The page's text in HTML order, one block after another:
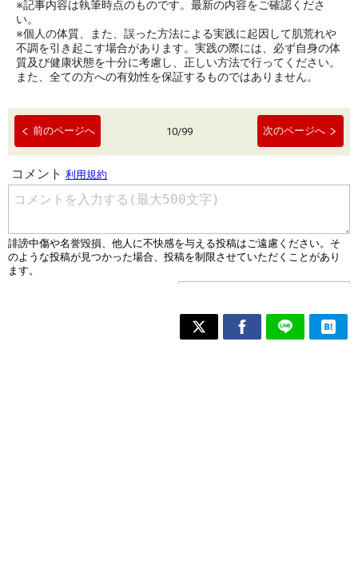
※記事内容は執筆時点のものです。最新の内容をご確認くださ
い。
※個人の体質、また、誤った方法による実践に起因して肌荒れや
不調を引き起こす場合があります。実践の際には、必ず自身の体
質及び健康状態を十分に考慮し、正しい方法で行ってください。
また、全ての方への有効性を保証するものではありません。
前のページへ 10/99 次のページへ